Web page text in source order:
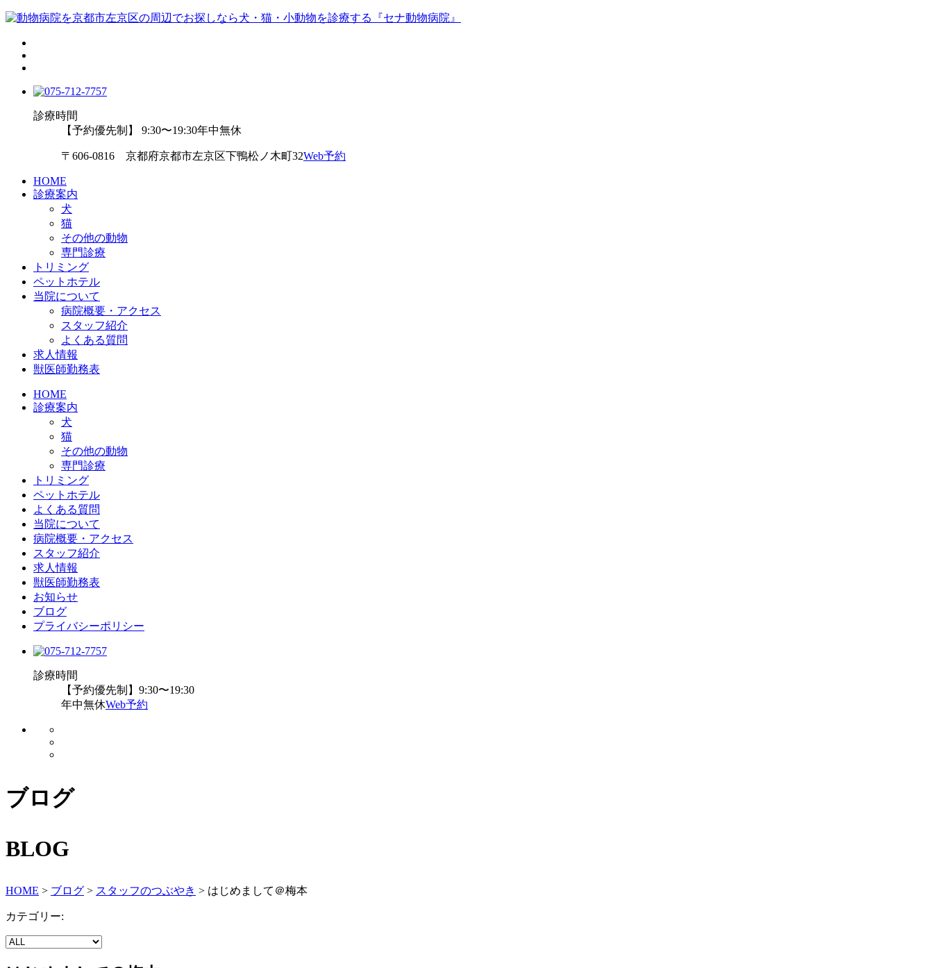
診療時間
【予約優先制】 9:30〜19:30年中無休
〒606-0816 京都府京都市左京区下鴨松ノ木町32Web予約
HOME
診療案内
犬
猫
その他の動物
専門診療
トリミング
ペットホテル
当院について
病院概要・アクセス
スタッフ紹介
よくある質問
求人情報
獣医師勤務表
HOME
診療案内
犬
猫
その他の動物
専門診療
トリミング
ペットホテル
よくある質問
当院について
病院概要・アクセス
スタッフ紹介
求人情報
獣医師勤務表
お知らせ
ブログ
プライバシーポリシー
診療時間
【予約優先制】9:30〜19:30
年中無休Web予約
ブログ
BLOG
HOME > ブログ > スタッフのつぶやき > はじめまして＠梅本
カテゴリー: